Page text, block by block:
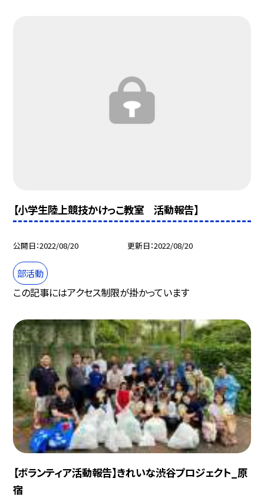
【小学生陸上競技かけっこ教室 活動報告】
公開日 2022/08/20 更新日 2022/08/20
部活動
この記事にはアクセス制限が掛かっています
【ボランティア活動報告】きれいな渋谷プロジェクト_原
宿